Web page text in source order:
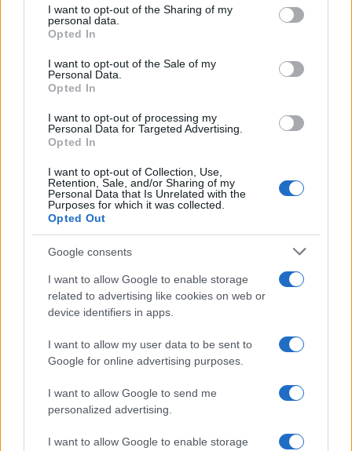
I want to opt-out of the Sharing of my
personal data.
Opted In
I want to opt-out of the Sale of my
Personal Data.
Opted In
I want to opt-out of processing my
Personal Data for Targeted Advertising.
Opted In
I want to opt-out of Collection, Use,
Retention, Sale, and/or Sharing of my
Personal Data that Is Unrelated with the
Purposes for which it was collected.
Opted Out
Google consents
I want to allow Google to enable storage
related to advertising like cookies on web or
device identifiers in apps.
I want to allow my user data to be sent to
Google for online advertising purposes.
I want to allow Google to send me
personalized advertising.
I want to allow Google to enable storage
Insomma, è bastata una decisione della Corte
Costituzionale sulla riduzione della pena per
cambiare le idee del terrorista
scenario è nuovo ed è solo un vecchio
remake
Cospito che si faceva portavoce delle sofferenze
dei detenuti al regime del carcere duro. Scriveva
lo scorso marzo in una lettera: “
La mia morte
750 che subiscono da decenni il 41-bis possano
vivere una vita degna di essere vissuta, qualunque
cosa abbiano fatto”.
Oggi, con la compilazione di un modulo
prestampato, l’anarchico-terrorista ha messo nel
cassetto lo spirito guerrigliero alla Bobby Sands,
dichiarando di voler riprendere subito ad
alimentarsi. Al diavolo “l’eroica battaglia” contro il
subiscono l’inflizione di questo regime. Ora, è
tutta un’altra storia.